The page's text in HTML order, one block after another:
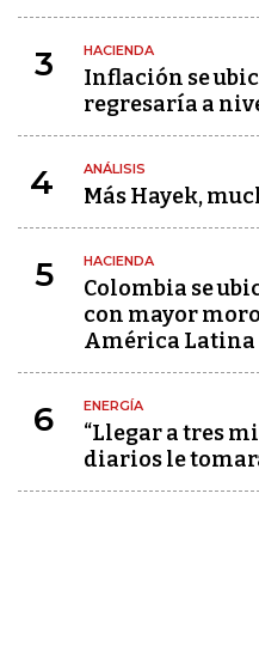
3 HACIENDA
Inflación se
regresaría a
4 ANÁLISIS
Más Hayek,
5 HACIENDA
Colombia se
con mayor
América Latina
6 ENERGÍA
“Llegar a tres
diarios le